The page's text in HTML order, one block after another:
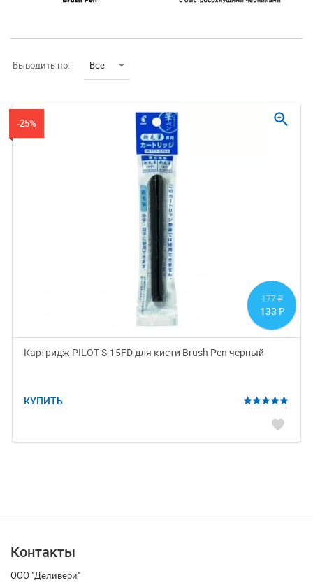
Выводить по: Все
-25%
177₽
133 ₽
Картридж PILOT S-15FD для кисти Brush Pen черный
КУПИТЬ
favorite
zoom_in
Контакты
ООО "Деливери"